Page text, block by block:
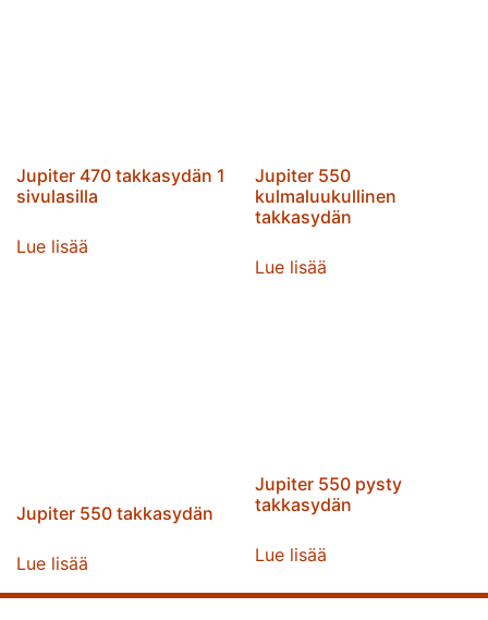
Jupiter 470 takkasydän 1
sivulasilla
Lue lisää
Jupiter 550
kulmaluukullinen
takkasydän
Lue lisää
Jupiter 550 takkasydän
Lue lisää
Jupiter 550 pysty
takkasydän
Lue lisää